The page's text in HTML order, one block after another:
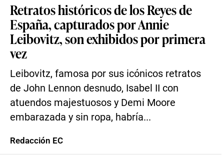
Retratos históricos de los Reyes de
España, capturados por Annie
Leibovitz, son exhibidos por primera
vez
Leibovitz, famosa por sus icónicos retratos
de John Lennon desnudo, Isabel II con
atuendos majestuosos y Demi Moore
embarazada y sin ropa, habría...
Redacción EC